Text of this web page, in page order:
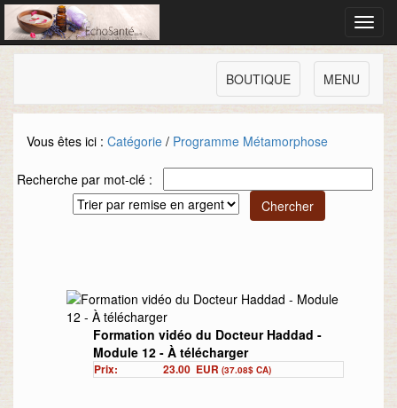
MENU
BOUTIQUE
Vous êtes ici : Catégorie / Programme Métamorphose
Recherche par mot-clé :
Formation vidéo du Docteur Haddad -
Module 12 - À télécharger
Prix: 23.00 EUR (37.08$ CA)